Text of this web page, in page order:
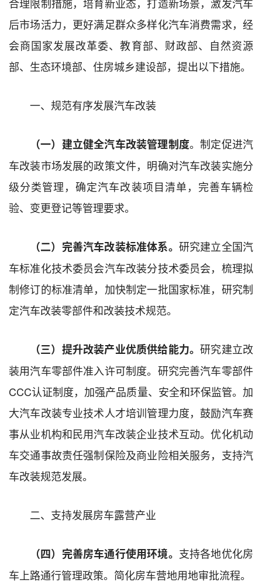
后市场活力，更好满足群众多样化汽车消费需求，经
会商国家发展改革委、教育部、财政部、自然资源
部、生态环境部、住房城乡建设部，提出以下措施。
一、规范有序发展汽车改装
（一） 建立健全汽车改装管理制度。制定促进汽
车改装市场发展的政策文件，明确对汽车改装实施分
级分类管理，确定汽车改装项目清单，完善车辆检
验、变更登记等管理要求。
（二）完善汽车改装标准体系。 研究建立全国汽
车标准化技术委员会汽车改装分技术委员会，梳理拟
制修订的标准清单，加快制定一批国家标准，研究制
定汽车改装零部件和改装技术规范。
（三）提升改装产业优质供给能力。研究建立改
装用汽车零部件准入许可制度。研究完善汽车零部件
CCC认证制度，加强产品质量、安全和环保监管。加
大汽车改装专业技术人才培训管理力度，鼓励汽车赛
事从业机构和民用汽车改装企业技术互动。优化机动
车交通事故责任强制保险及商业险相关服务，支持汽
车改装规范发展。
二、支持发展房车露营产业
（四）完善房车通行使用环境。 支持各地优化房
车上路通行管理政策。简化房车营地用地审批流程。